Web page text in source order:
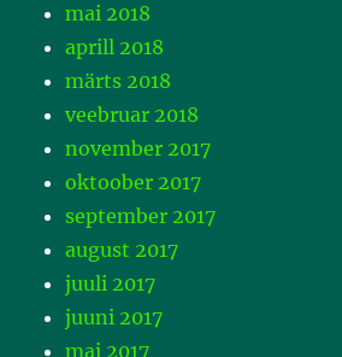
mai 2018
aprill 2018
märts 2018
veebruar 2018
november 2017
oktoober 2017
september 2017
august 2017
juuli 2017
juuni 2017
mai 2017